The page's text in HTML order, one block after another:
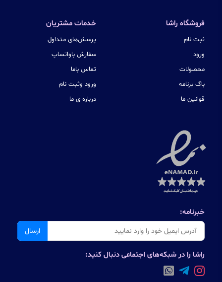
فروشگاه راشا
ثبت نام
ورود
محصولات
باگ برنامه
قوانین ما
خدمات مشتریان
پرسش‌های متداول
سفارش باواتساپ
تماس باما
ورود وثبت نام
درباره ی ما
خبرنامه:
ارسال
راشا را در شبکه‌های اجتماعی دنبال کنید: